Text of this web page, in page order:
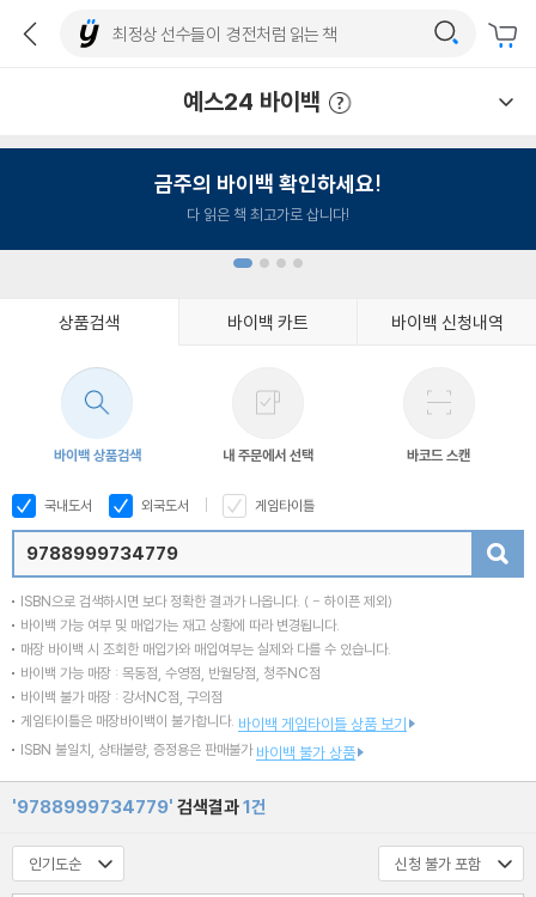
예스24 바이백
금주의 바이백 확인하세요!
다 읽은 책 최고가로 삽니다!
상품검색 바이백 카트 바이백 신청내역
바이백 상품검색 내 주문에서 선택 바코드 스캔
국내도서 외국도서 게임타이틀
ISBN으로 검색하시면 보다 정확한 결과가 나옵니다. ( - 하이픈 제외)
바이백 가능 여부 및 매입가는 재고 상황에 따라 변경됩니다.
매장 바이백 시 조회한 매입가와 매입여부는 실제와 다를 수 있습니다.
바이백 가능 매장 : 목동점, 수영점, 반월당점, 청주NC점
바이백 불가 매장 : 강서NC점, 구의점
게임타이틀은 매장바이백이 불가합니다. 바이백 게임타이틀 상품 보기
ISBN 불일치, 상태불량, 증정용은 판매불가 바이백 불가 상품
'9788999734779' 검색결과1건